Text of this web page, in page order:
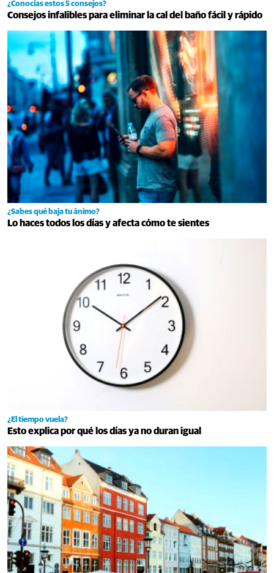
¿Conocías estos 5 consejos?
Consejos infalibles para eliminar la cal del baño fácil y rápido
¿Sabes qué baja tu ánimo?
Lo haces todos los días y afecta cómo te sientes
¿El tiempo vuela?
Esto explica por qué los días ya no duran igual